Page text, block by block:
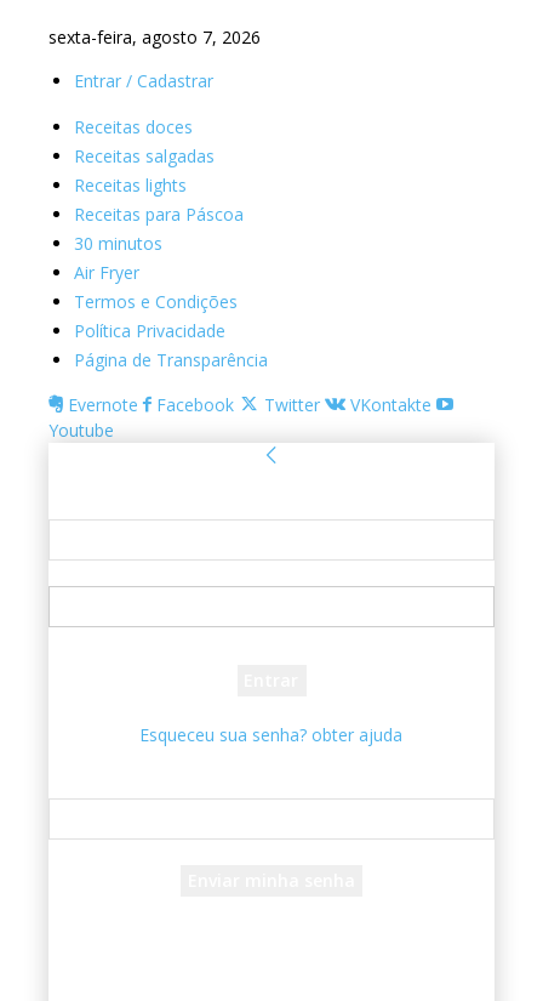
sexta-feira, agosto 7, 2026
Entrar / Cadastrar
Receitas doces
Receitas salgadas
Receitas lights
Receitas para Páscoa
30 minutos
Air Fryer
Termos e Condições
Política Privacidade
Página de Transparência
Evernote
Facebook Twitter
VKontakte
Youtube
Esqueceu sua senha? obter ajuda